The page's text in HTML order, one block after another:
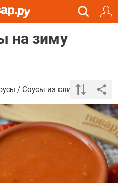
на зиму
/ Соусы из сливы на зиму